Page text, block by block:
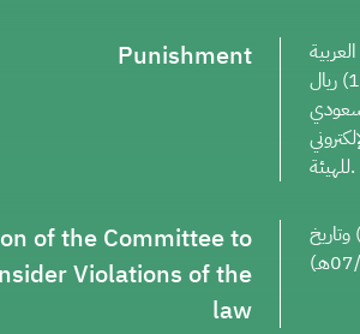
Punishment
للمقاولات) بمبلغ قدره (10,000) ريال
للهيئة.
of the Committee to
Violations of the
law
ق/1446هـ) وتاريخ